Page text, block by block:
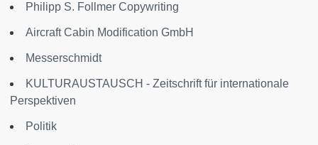
Philipp S. Follmer Copywriting
Aircraft Cabin Modification GmbH
Messerschmidt
KULTURAUSTAUSCH - Zeitschrift für internationale
Perspektiven
Politik